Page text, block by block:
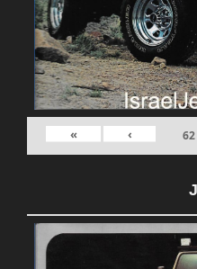
62
›
»